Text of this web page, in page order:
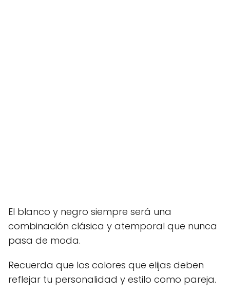
El blanco y negro siempre será una
combinación clásica y atemporal que nunca
pasa de moda.
Recuerda que los colores que elijas deben
reflejar tu personalidad y estilo como pareja.